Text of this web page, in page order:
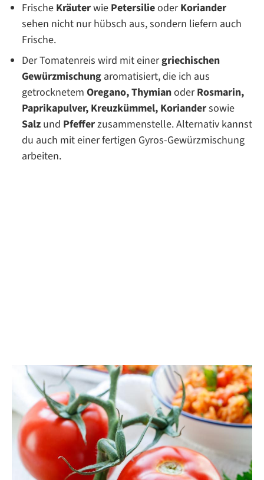
Frische Kräuterwie PetersilieoderKoriander
sehen nicht nur hübsch aus, sondern liefern auch
Frische.
Der Tomatenreis wird mit einergriechischen
Gewürzmischung aromatisiert, die ich aus
getrocknetem Oregano, ThymianoderRosmarin,
Paprikapulver, Kreuzkümmel, Koriandersowie
Salz und Pfefferzusammenstelle. Alternativ kannst
du auch mit einer fertigen Gyros-Gewürzmischung
arbeiten.